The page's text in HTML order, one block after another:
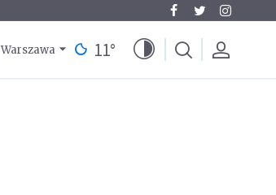
Warszawa 11°